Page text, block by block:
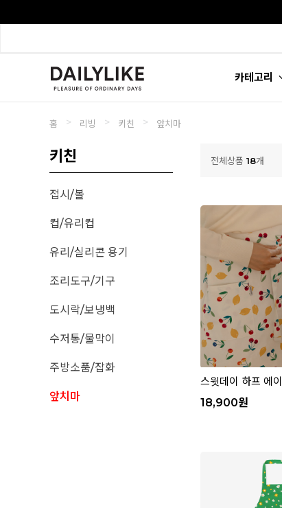
카테고리
홈 > 리빙 > 키친 > 앞치마
키친
접시/볼
컵/유리컵
유리/실리콘 용기
조리도구/기구
도시락/보냉백
수저통/물막이
주방소품/잡화
앞치마
전체상품 18개
스윗데이 하프 에
18,900원